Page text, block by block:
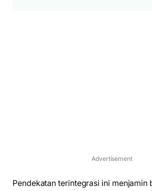
Advertisement
Pendekatan terintegrasi ini menjamin